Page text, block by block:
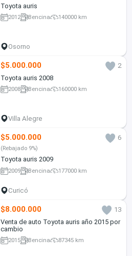
Toyota auris
2012 Bencina 140000 km
Osorno
$5.000.000
2
Toyota auris 2008
2008 Bencina 160000 km
Villa Alegre
$5.000.000 6
(Rebajado 9%)
Toyota auris 2009
2009 Bencina 177000 km
Curicó
$8.000.000
13
Venta de auto Toyota auris año 2015 por
cambio
2015 Bencina 87345 km